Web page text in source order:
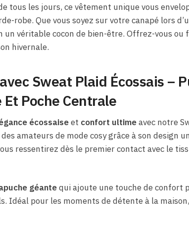
tous les jours, ce vêtement unique vous
robe. Que vous soyez sur votre canapé lors
véritable cocon de bien-être. Offrez-vous ou
hivernale.
Sweat Plaid Écossais –
Et Poche Centrale
écossaiseet confort ultimeavec notre
amateurs de mode cosy grâce à son design
ressentirez dès le premier contact avec le
géantequi ajoute une touche de confort
Idéal pour les moments de détente à la